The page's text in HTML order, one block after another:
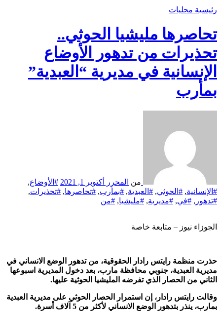
رئيسية محليات
تحاصرها مليشيا الحوثي..
تحذيرات من تدهور الأوضاع
الإنسانية في مديرية “العبدية”
بمأرب
من المحرر أكتوبر 1, 2021 #الأوضاع,
#الإنسانية, #الحوثي, #العبدية, #بمأرب, #تحاصرها, #تحذيرات,
#تدهور , #في, #مديرية, #مليشيا, #من
الجوزاء نيوز – متابعة خاصة
حذرت منظمة رايتس رادار الحقوقية، من تدهور الوضع الانساني في
مديرية العبدية، جنوبي محافظة مارب، بعد دخول المديرية اسبوعها
الثاني من الحصار الذي تفرضه المليشيا الحوثية عليها.
وقالت رايتس رادار، إن استمرار الحصار الحوثي على مديرية العبدية
بمارب، ينذر بتدهور الوضع الانساني لأكثر من 5 آلاف أسرة.